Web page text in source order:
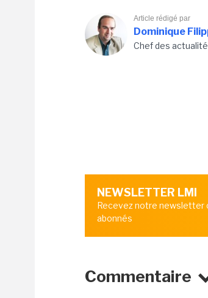
Article rédigé par
Dominique
Chef des
NEWSLETTER LMI
Recevez notre newsletter
abonnés
Commentaire